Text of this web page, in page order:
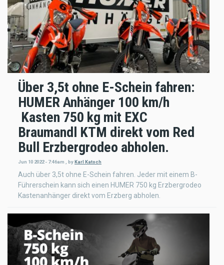
Über 3,5t ohne E-Schein fahren:
HUMER Anhänger 100 km/h
Kasten 750 kg mit EXC
Braumandl KTM direkt vom Red
Bull Erzbergrodeo abholen.
Jun 10 2022 - 7:46am , by Karl Katoch
Auch über 3,5t ohne E-Schein fahren. Jeder mit einem B-
Führerschein kann sich einen HUMER 750 kg Erzbergrodeo
Kastenanhänger direkt vom Erzberg abholen.